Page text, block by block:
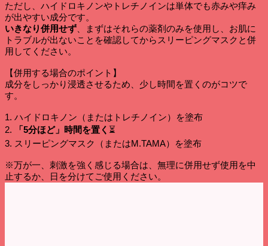
ただし、ハイドロキノンやトレチノインは単体でも赤みや痒み
が出やすい成分です。
いきなり併用せず 、まずはそれらの薬剤のみを使用し、お肌に
トラブルが出ないことを確認してからスリーピングマスクと併
用してください。
【併用する場合のポイント】
成分をしっかり浸透させるため、少し時間を置くのがコツで
す。
1. ハイドロキノン（またはトレチノイン）を塗布
2.
「5分ほど」時間を置く ⏳
3. スリーピングマスク（またはM.TAMA）を塗布
※万が一、刺激を強く感じる場合は、無理に併用せず使用を中
止するか、日を分けてご使用ください。